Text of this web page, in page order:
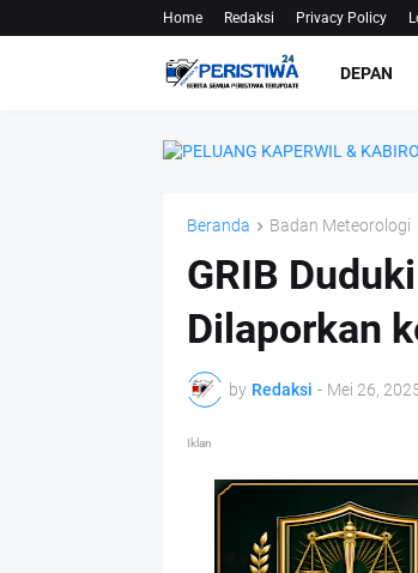
Home Redaksi Privacy Policy
DEPAN
Beranda Badan Meteorologi
GRIB
Dilaporkan
by Redaksi - Mei 26,
Iklan